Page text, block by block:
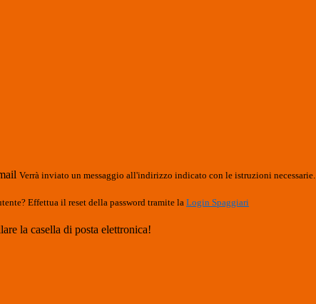
Verrà inviato un messaggio all'indirizzo indicato con le istruzioni necessarie.
Effettua il reset della password tramite la Login Spaggiari
la casella di posta elettronica!